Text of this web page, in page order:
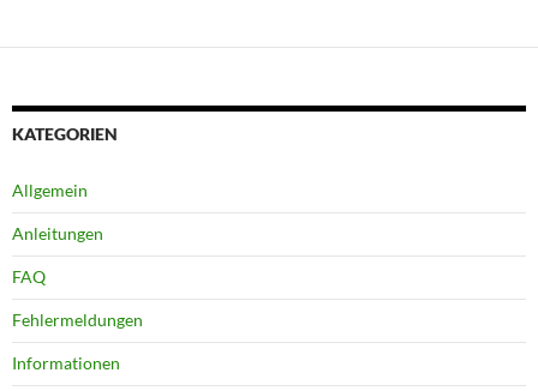
KATEGORIEN
Allgemein
Anleitungen
FAQ
Fehlermeldungen
Informationen